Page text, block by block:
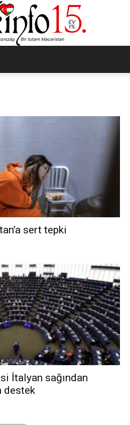
sert tepki
İtalyan sağından
destek